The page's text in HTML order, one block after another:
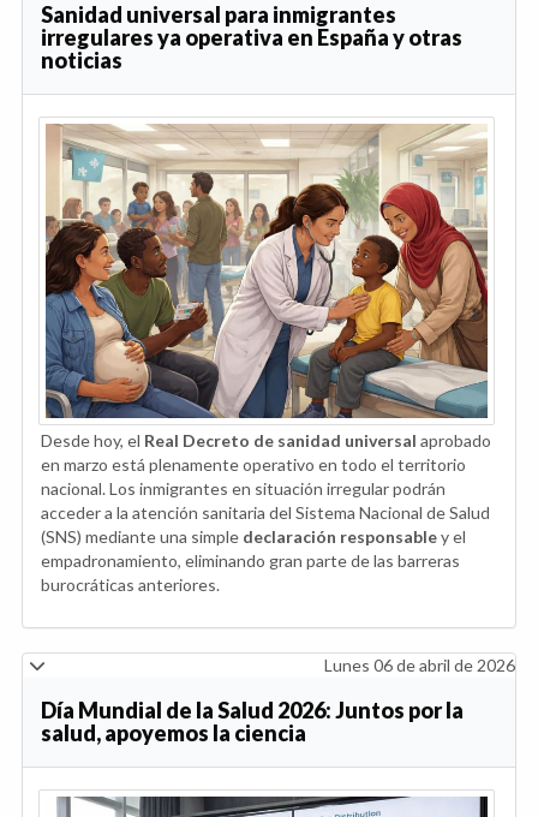
Sanidad universal para inmigrantes
irregulares ya operativa en España y otras
noticias
Desde hoy, el Real Decreto de sanidad universal aprobado
en marzo está plenamente operativo en todo el territorio
nacional. Los inmigrantes en situación irregular podrán
acceder a la atención sanitaria del Sistema Nacional de Salud
(SNS) mediante una simple declaración responsabley el
empadronamiento, eliminando gran parte de las barreras
burocráticas anteriores.
Lunes 06 de abril de 2026
Día Mundial de la Salud 2026: Juntos por la
salud, apoyemos la ciencia